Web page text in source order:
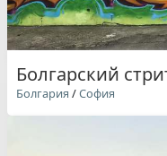
Болгарский
Болгария /София